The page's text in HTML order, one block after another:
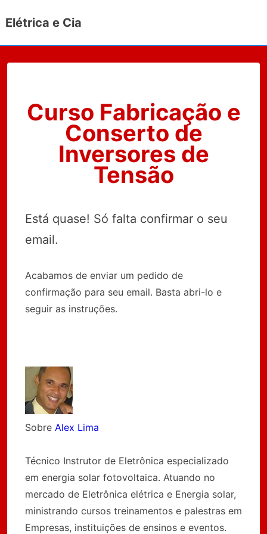
Elétrica e Cia
Curso Fabricação e
Conserto de
Inversores de
Tensão
Está quase! Só falta confirmar o seu
email.
Acabamos de enviar um pedido de
confirmação para seu email. Basta abri-lo e
seguir as instruções.
Sobre Alex Lima
Técnico Instrutor de Eletrônica especializado
em energia solar fotovoltaica. Atuando no
mercado de Eletrônica elétrica e Energia solar,
ministrando cursos treinamentos e palestras em
Empresas, instituições de ensinos e eventos.